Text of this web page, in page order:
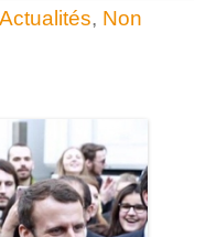
Actualités, Non